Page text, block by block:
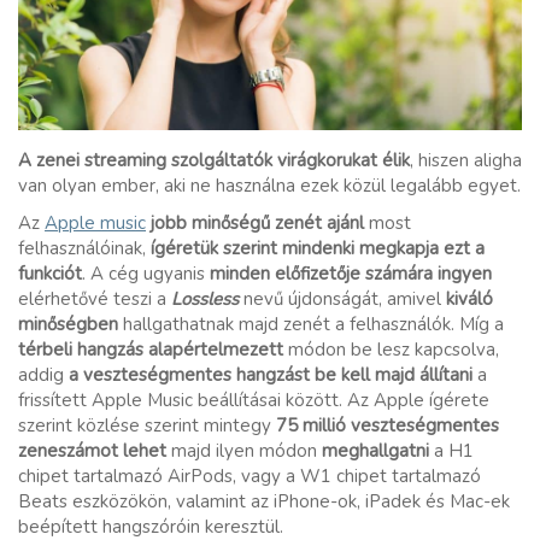
A zenei streaming szolgáltatók virágkorukat élik, hiszen aligha
van olyan ember, aki ne használna ezek közül legalább egyet.
Az Apple music jobb minőségű zenét ajánlmost
felhasználóinak, ígéretük szerint mindenki megkapja ezt a
funkciót. A cég ugyanis minden előfizetője számára ingyen
elérhetővé teszi a Losslessnevű újdonságát, amivel kiváló
minőségben hallgathatnak majd zenét a felhasználók. Míg a
térbeli hangzás alapértelmezettmódon be lesz kapcsolva,
addig a veszteségmentes hangzást be kell majd állítani a
frissített Apple Music beállításai között. Az Apple ígérete
szerint közlése szerint mintegy 75 millió veszteségmentes
zeneszámot lehetmajd ilyen módon meghallgatni a H1
chipet tartalmazó AirPods, vagy a W1 chipet tartalmazó
Beats eszközökön, valamint az iPhone-ok, iPadek és Mac-ek
beépített hangszóróin keresztül.